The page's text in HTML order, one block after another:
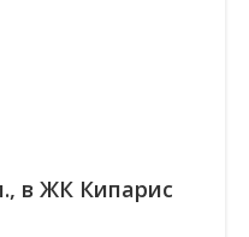
в ЖК Кипарис